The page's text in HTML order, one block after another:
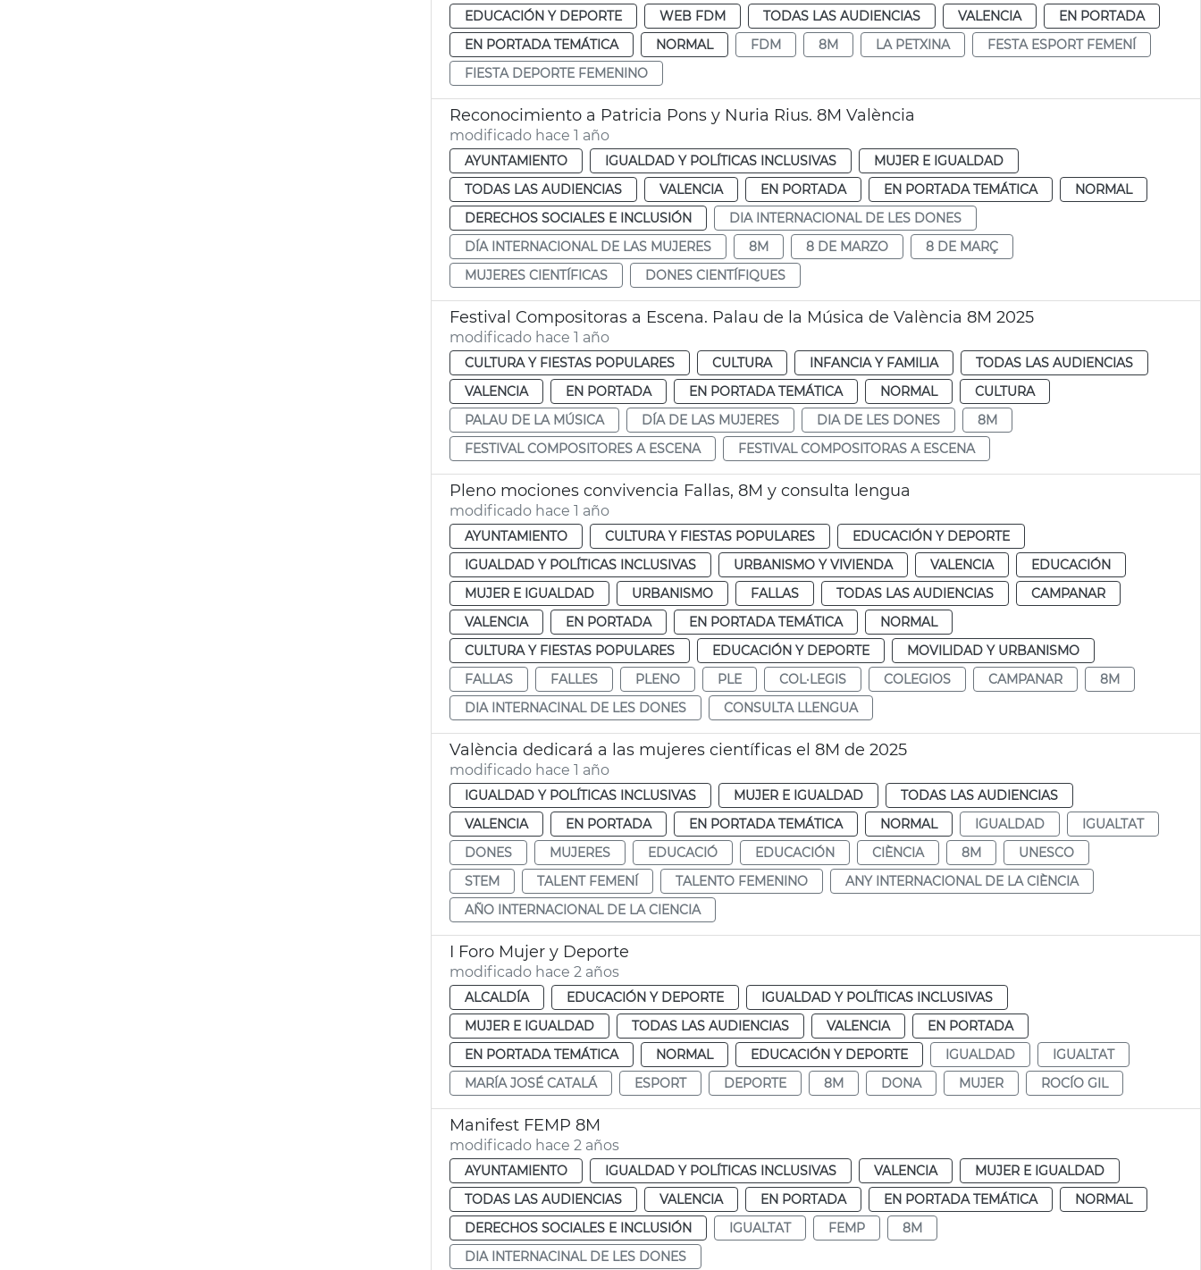
EDUCACIÓN Y DEPORTE WEB FDM TODAS LAS AUDIENCIAS VALENCIA
EN PORTADA
EN PORTADA TEMÁTICA
NORMAL FDM 8M LA PETXINA
FESTA ESPORT FEMENÍ
FIESTA DEPORTE FEMENINO
Reconocimiento a Patricia Pons y Nuria Rius. 8M València
modificado hace 1 año
AYUNTAMIENTO IGUALDAD Y POLÍTICAS INCLUSIVAS
MUJER E IGUALDAD
TODAS LAS AUDIENCIAS
VALENCIA EN PORTADA EN PORTADA TEMÁTICA
NORMAL
DERECHOS SOCIALES E INCLUSIÓN
DIA INTERNACIONAL DE LES DONES
DÍA INTERNACIONAL DE LAS MUJERES
8M 8 DE MARZO
8 DE MARÇ
MUJERES CIENTÍFICAS
DONES CIENTÍFIQUES
Festival Compositoras a Escena. Palau de la Música de València 8M 2025
modificado hace 1 año
CULTURA Y FIESTAS POPULARES CULTURA INFANCIA Y FAMILIA
TODAS LAS AUDIENCIAS
VALENCIA
EN PORTADA EN PORTADA TEMÁTICA NORMAL
CULTURA
PALAU DE LA MÚSICA
DÍA DE LAS MUJERES DIA DE LES DONES
8M
FESTIVAL COMPOSITORES A ESCENA
FESTIVAL COMPOSITORAS A ESCENA
Pleno mociones convivencia Fallas, 8M y consulta lengua
modificado hace 1 año
AYUNTAMIENTO CULTURA Y FIESTAS POPULARES
EDUCACIÓN Y DEPORTE
IGUALDAD Y POLÍTICAS INCLUSIVAS
URBANISMO Y VIVIENDA VALENCIA
EDUCACIÓN
MUJER E IGUALDAD
URBANISMO FALLAS TODAS LAS AUDIENCIAS
CAMPANAR
VALENCIA
EN PORTADA EN PORTADA TEMÁTICA
NORMAL
CULTURA Y FIESTAS POPULARES
EDUCACIÓN Y DEPORTE
MOVILIDAD Y URBANISMO
FALLAS
FALLES PLENO PLE COL·LEGIS COLEGIOS CAMPANAR
8M
DIA INTERNACINAL DE LES DONES
CONSULTA LLENGUA
València dedicará a las mujeres científicas el 8M de 2025
modificado hace 1 año
IGUALDAD Y POLÍTICAS INCLUSIVAS MUJER E IGUALDAD
TODAS LAS AUDIENCIAS
VALENCIA
EN PORTADA EN PORTADA TEMÁTICA NORMAL IGUALDAD
IGUALTAT
DONES
MUJERES EDUCACIÓ EDUCACIÓN CIÈNCIA 8M
UNESCO
STEM
TALENT FEMENÍ TALENTO FEMENINO
ANY INTERNACIONAL DE LA CIÈNCIA
AÑO INTERNACIONAL DE LA CIENCIA
I Foro Mujer y Deporte
modificado hace 2 años
ALCALDÍA EDUCACIÓN Y DEPORTE
IGUALDAD Y POLÍTICAS INCLUSIVAS
MUJER E IGUALDAD
TODAS LAS AUDIENCIAS VALENCIA
EN PORTADA
EN PORTADA TEMÁTICA
NORMAL EDUCACIÓN Y DEPORTE IGUALDAD
IGUALTAT
MARÍA JOSÉ CATALÁ
ESPORT DEPORTE 8M DONA MUJER ROCÍO GIL
Manifest FEMP 8M
modificado hace 2 años
AYUNTAMIENTO IGUALDAD Y POLÍTICAS INCLUSIVAS VALENCIA
MUJER E IGUALDAD
TODAS LAS AUDIENCIAS
VALENCIA EN PORTADA EN PORTADA TEMÁTICA
NORMAL
DERECHOS SOCIALES E INCLUSIÓN
IGUALTAT FEMP
8M
DIA INTERNACINAL DE LES DONES